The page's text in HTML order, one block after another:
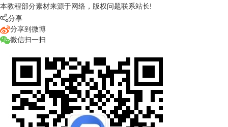
本教程部分素材来源于网络，版权问题联系站长!
分享
分享到微博
微信扫一扫